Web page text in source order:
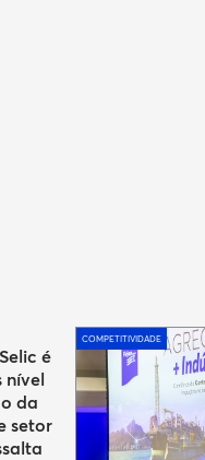
é
nível
da
setor
COMPETITIVIDADE